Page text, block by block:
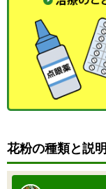
花粉の種類と説明